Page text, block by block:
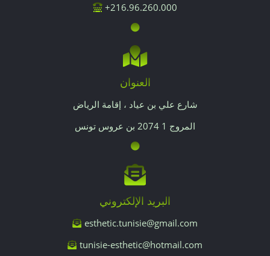
216.96.260.000+
العنوان
شارع علي بن عياد ، إقامة الرياض
المروج 1 2074 بن عروس تونس
البريد الإلكتروني
esthetic.tunisie@gmail.com
tunisie-esthetic@hotmail.com